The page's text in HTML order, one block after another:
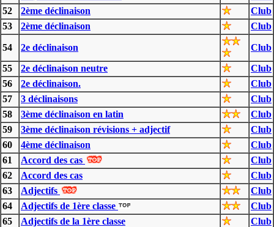
52
2ème déclinaison
Club
53
2ème déclinaison Club
54 2e déclinaison
Club
55
2e déclinaison neutre
Club
56
2e déclinaison.
Club
57
3 déclinaisons
Club
58
3ème déclinaison en latin
Club
59
3ème déclinaison révisions + adjectif
Club
60
4ème déclinaison
Club
61
Accord des cas
Club
62
Accord des cas
Club
63
Adjectifs
Club
64
Adjectifs de 1ère classe
Club
65
Adjectifs de la 1ère classe
Club